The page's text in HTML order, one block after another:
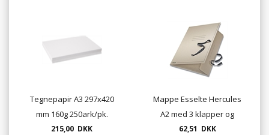
Tegnepapir A3 297x420
mm 160g 250ark/pk.
215,00 DKK
Mappe Esselte Hercules
A2 med 3 klapper og
tekstilbånd farve grå
62,51 DKK